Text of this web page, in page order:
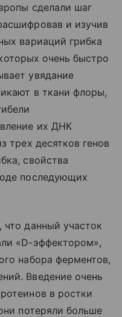
сделали шаг
и изучив
вариаций грибка
очень быстро
увядание
в ткани флоры,
их ДНК
трех десятков генов
свойства
последующих
что данный участок
«D-эффектором»,
набора ферментов,
Введение очень
в ростки
потеряли больше